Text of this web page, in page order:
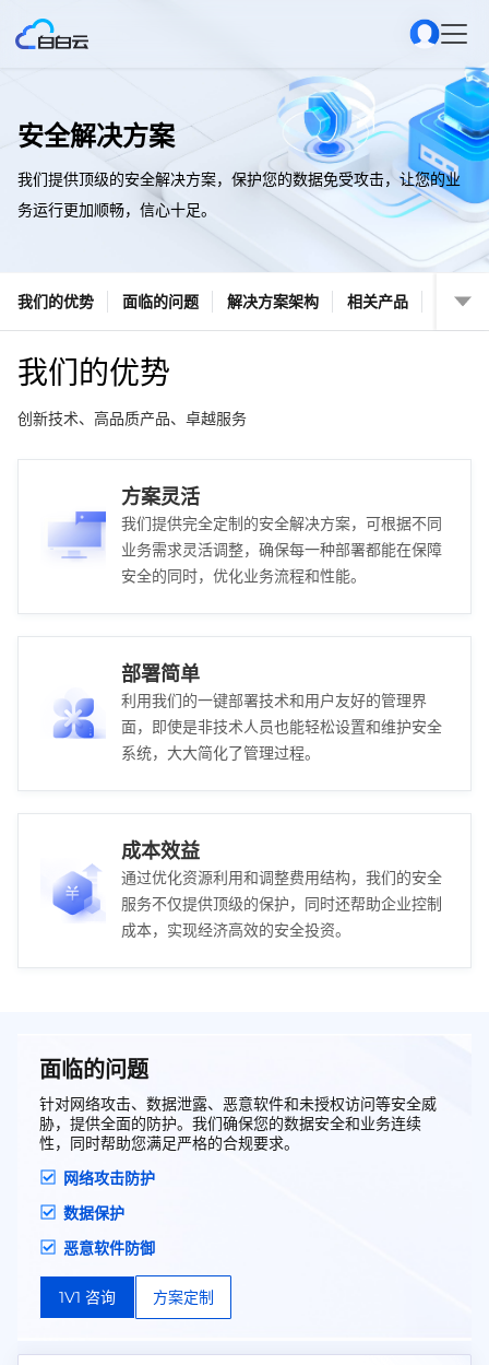
安全解决方案
我们提供顶级的安全解决方案，保护您的数据免受攻击，让您的业
务运行更加顺畅，信心十足。
我们的优势 面临的问题 解决方案架构 相关产品
我们的优势
创新技术、高品质产品、卓越服务
方案灵活
我们提供完全定制的安全解决方案，可根据不同
业务需求灵活调整，确保每一种部署都能在保障
安全的同时，优化业务流程和性能。
部署简单
利用我们的一键部署技术和用户友好的管理界
面，即使是非技术人员也能轻松设置和维护安全
系统，大大简化了管理过程。
成本效益
通过优化资源利用和调整费用结构，我们的安全
服务不仅提供顶级的保护，同时还帮助企业控制
成本，实现经济高效的安全投资。
面临的问题
针对网络攻击、数据泄露、恶意软件和未授权访问等安全威
胁，提供全面的防护。我们确保您的数据安全和业务连续
性，同时帮助您满足严格的合规要求。
网络攻击防护
数据保护
恶意软件防御
1V1 咨询 方案定制